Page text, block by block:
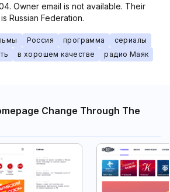
Owner email is not available. Their
Russian Federation.
Россия программа
сериалы
в хорошем качестве
радио Маяк
Change Through The